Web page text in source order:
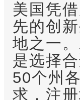
美国凭
先的创
地之一
是选择
50个州
求，注